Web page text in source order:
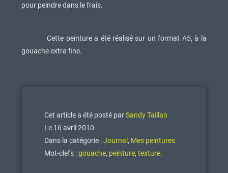
pour peindre dans le frais.
Cette peinture a été réalisé sur un format A5, à la
gouache extra fine.
Cet article a été posté parSandy Taillan
Le 16 avril 2010
Dans la catégorie :Journal , Mes peintures
Mot-clefs :gouache, peinture, texture.